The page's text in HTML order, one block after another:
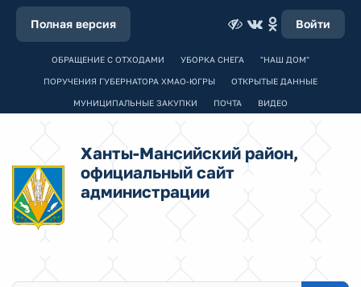
Полная версия Войти
ОБРАЩЕНИЕ С ОТХОДАМИ УБОРКА СНЕГА "НАШ ДОМ"
ПОРУЧЕНИЯ ГУБЕРНАТОРА ХМАО-ЮГРЫ ОТКРЫТЫЕ ДАННЫЕ
МУНИЦИПАЛЬНЫЕ ЗАКУПКИ ПОЧТА ВИДЕО
Ханты-Мансийский район,
официальный сайт
администрации